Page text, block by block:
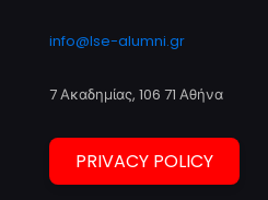
info@lse-alumni.gr
7 Ακαδημίας, 106 71 Αθήνα
PRIVACY POLICY